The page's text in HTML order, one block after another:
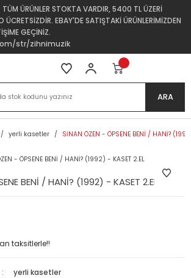
ÜRÜNLER STOKTA VARDIR, 5400 TL ÜZERİ
ÜCRETSİZDİR. EBAY'DE SATIŞTAKİ ÜRÜNLERİMİZDEN
GEÇİNİZ.
str/zihnimuzik
ARA
yerli kasetler SİNAN ÖZEN - ÖPSENE BENİ / HANİ?
BENİ / HANİ? (1992) - KASET 2.EL
taksitlerle!!
yerli kasetler